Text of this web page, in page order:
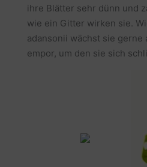
ihre Blätter sehr dünn und
wie ein Gitter wirken sie.
adansonii wächst sie gerne
empor, um den sie sich